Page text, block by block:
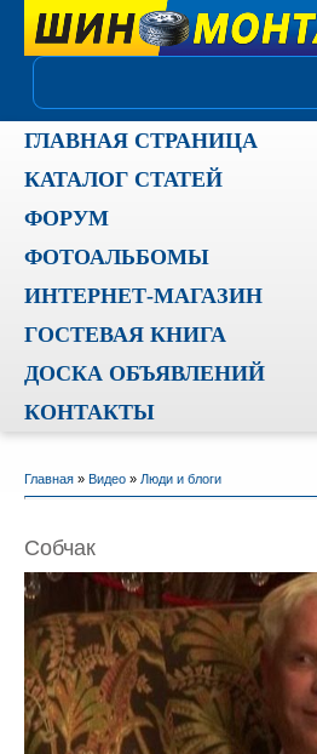
ГЛАВНАЯ СТРАНИЦА
КАТАЛОГ СТАТЕЙ
ФОРУМ
ФОТОАЛЬБОМЫ
ИНТЕРНЕТ-МАГАЗИН
ГОСТЕВАЯ КНИГА
ДОСКА ОБЪЯВЛЕНИЙ
КОНТАКТЫ
Главная» Видео» Люди и блоги
Собчак